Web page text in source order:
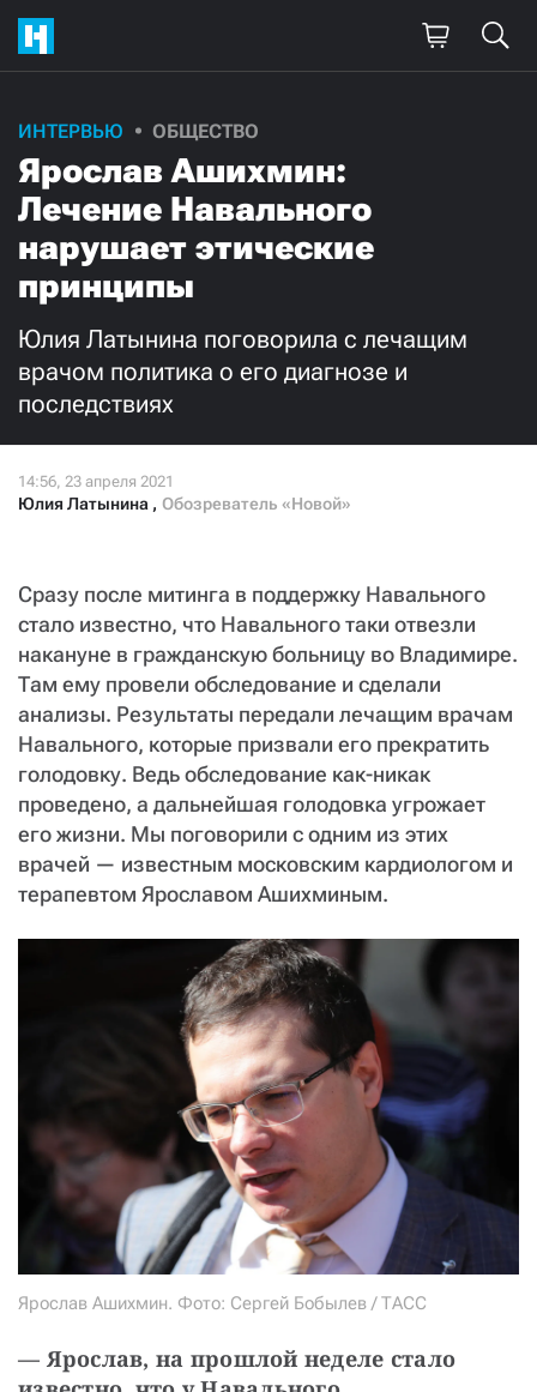
ИНТЕРВЬЮ ОБЩЕСТВО
Ярослав Ашихмин:
Лечение Навального
нарушает этические
принципы
Юлия Латынина поговорила с лечащим
врачом политика о его диагнозе и
последствиях
Юлия Латынина , Обозреватель «Новой»
Сразу после митинга в поддержку Навального
стало известно, что Навального таки отвезли
накануне в гражданскую больницу во Владимире.
Там ему провели обследование и сделали
анализы. Результаты передали лечащим врачам
Навального, которые призвали его прекратить
голодовку. Ведь обследование как-никак
проведено, а дальнейшая голодовка угрожает
его жизни. Мы поговорили с одним из этих
врачей — известным московским кардиологом и
терапевтом Ярославом Ашихминым.
Ярослав Ашихмин. Фото: Сергей Бобылев / ТАСС
— Ярослав, на прошлой неделе стало
Поддержите
нашу работу!
Ежемесячно Разово
3000
500 300
Нажимая кнопку «Стать соучастником»,
я принимаю
условия и подтверждаю свое гражданство РФ
ПОДЕЛИТЬСЯ С ДРУЗЬЯМИ
Если у вас есть вопросы, пишите donate@novayagazeta.ruили
звоните:
+7 (929) 612-03-68